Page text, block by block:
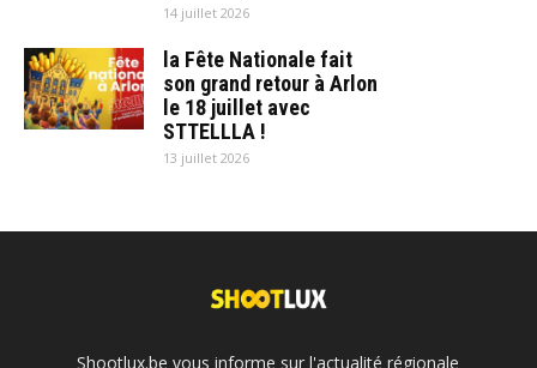
14 juillet 2026
la Fête Nationale fait
son grand retour à Arlon
le 18 juillet avec
STTELLLA !
13 juillet 2026
Shootlux.be vous informe sur l'actualité régionale